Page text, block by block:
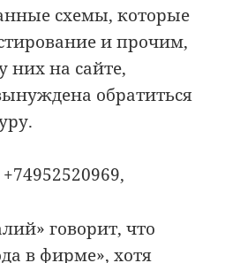
схемы, которые
и прочим,
на сайте,
обратиться
говорит, что
в фирме», хотя